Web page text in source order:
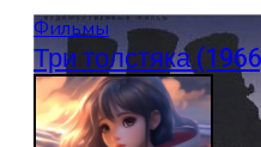
Фильмы
Три толстяка